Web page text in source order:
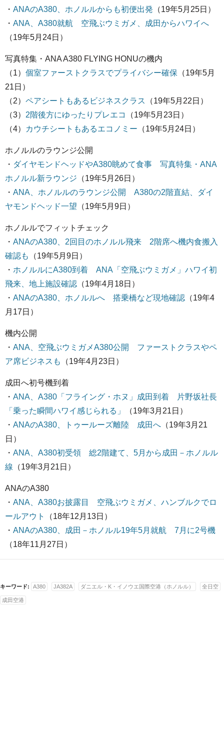
・ ANAのA380、ホノルルからも初便出発 （19年5月25日）
・ ANA、A380就航 空飛ぶウミガメ、成田からハワイへ
（19年5月24日）
写真特集・ANA A380 FLYING HONUの機内
（1） 個室ファーストクラスでプライバシー確保 （19年5月
21日）
（2） ペアシートもあるビジネスクラス
（19年5月22日）
（3） 2階後方にゆったりプレエコ
（19年5月23日）
（4）
カウチシートもあるエコノミー （19年5月24日）
ホノルルのラウンジ公開
・ ダイヤモンドヘッドやA380眺めて食事 写真特集・ANA
ホノルル新ラウンジ （19年5月26日）
・ ANA、ホノルルのラウンジ公開 A380の2階直結、ダイ
ヤモンドヘッド一望 （19年5月9日）
ホノルルでフィットチェック
・ ANAのA380、2回目のホノルル飛来 2階席へ機内食搬入
確認も
（19年5月9日）
・ ホノルルにA380到着 ANA「空飛ぶウミガメ」ハワイ初
飛来、地上施設確認 （19年4月18日）
・ ANAのA380、ホノルルへ 搭乗橋など現地確認 （19年4
月17日）
機内公開
・ ANA、空飛ぶウミガメA380公開 ファーストクラスやペ
ア席ビジネスも
（19年4月23日）
成田へ初号機到着
・ ANA、A380「フライング・ホヌ」成田到着 片野坂社長
「乗った瞬間ハワイ感じられる」
（19年3月21日）
・ ANAのA380、トゥールーズ離陸 成田へ （19年3月21
日）
・ ANA、A380初受領 総2階建て、5月から成田－ホノルル
線 （19年3月21日）
ANAのA380
・ ANA、A380お披露目 空飛ぶウミガメ、ハンブルクでロ
ールアウト
（18年12月13日）
・ ANAのA380、成田－ホノルル19年5月就航 7月に2号機
（18年11月27日）
キーワード: A380 JA382A ダニエル・K・イノウエ国際空港（ホノルル） 全日空
成田空港